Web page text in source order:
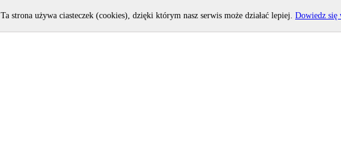
Ta strona używa ciasteczek (cookies), dzięki którym nasz serwis może działać lepiej. Dowiedz się